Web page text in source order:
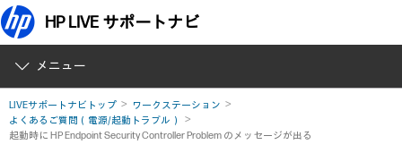
HP LIVE サポートナビ
メニュー
LIVEサポートナビトップ
ワークステーション
よくあるご質問（電源/起動トラブル）
起動時に HP Endpoint Security Controller Problem のメッセージが出る